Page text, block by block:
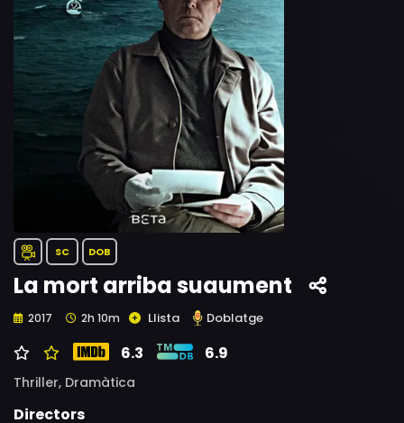
SC DOB
La mort arriba suaument
2017 2h 10m Llista Doblatge
6.3 6.9
Thriller, Dramàtica
Directors